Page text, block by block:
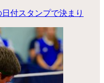
付スタンプで決まり